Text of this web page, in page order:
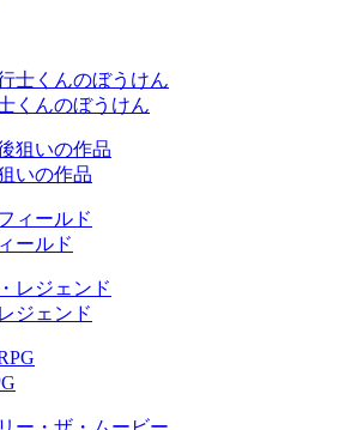
くんのぼうけん
いの作品
ールド
ジェンド